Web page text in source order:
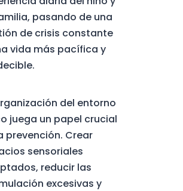
pasando de una
de crisis constante
vida más pacífica y
del entorno
juega un papel crucial
prevención. Crear
sensoriales
reducir las
excesivas y